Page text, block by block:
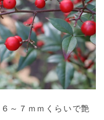
～７ｍｍくらいで艶